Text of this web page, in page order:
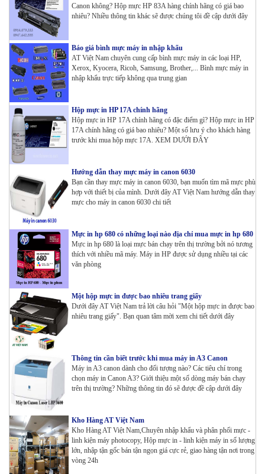
Canon không? Hộp mực HP 83A hàng chính hãng có giá bao
nhiêu? Nhiều thông tin khác sẽ được chúng tôi đề cập dưới đây
Báo giá bình mực máy in nhập khẩu
AT Việt Nam chuyên cung cấp bình mực máy in các loại HP,
Xerox, Kyocera, Ricoh, Samsung, Brother,... Bình mực máy in
nhập khẩu trực tiếp không qua trung gian
Hộp mực in HP 17A chính hãng
Hộp mực in HP 17A chính hãng có đặc điểm gì? Hộp mực in HP
17A chính hãng có giá bao nhiêu? Một số lưu ý cho khách hàng
trước khi mua hộp mực 17A. XEM DƯỚI ĐÂY
Hướng dẫn thay mực máy in canon 6030
Bạn cần thay mực máy in canon 6030, bạn muốn tìm mã mực phù
hợp với thiết bị của mình. Dưới đây AT Việt Nam hướng dẫn thay
mực cho máy in canon 6030 chi tiết
Mực in hp 680 có những loại nào địa chỉ mua mực in hp 680
Mực in hp 680 là loại mực bán chạy trên thị trường bởi nó tương
thích với nhiều mã máy. Máy in HP được sử dụng nhiều tại các
văn phòng
Một hộp mực in được bao nhiêu trang giấy
Dưới đây AT Việt Nam trả lời câu hỏi "Một hộp mực in được bao
nhiêu trang giấy". Bạn quan tâm mời xem chi tiết dưới đây
Thông tin cần biết trước khi mua máy in A3 Canon
Máy in A3 canon dành cho đối tượng nào? Các tiêu chí trong
chọn máy in Canon A3? Giới thiệu một số dòng máy bán chạy
trên thị trường? Những thông tin đó sẽ được đề cập dưới đây
Kho Hàng AT Việt Nam
Kho Hàng AT Việt Nam,Chuyên nhập khẩu và phân phối mực -
linh kiện máy photocopy, Hộp mực in - linh kiện máy in số lượng
lớn, nhập tận gốc bán tận ngọn giá cực rẻ, giao hàng tận nơi trong
vòng 24h